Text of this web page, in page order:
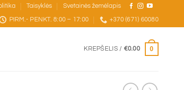
Taisyklės Svetainės žemėlapis
PIRM.- PENKT. 8:00 – 17:00 +370 (671) 60080
KREPŠELIS / €0.00 0